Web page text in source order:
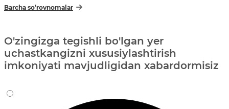
Barcha so‘rovnomalar
O'zingizga tegishli bo'lgan yer
uchastkangizni xususiylashtirish
imkoniyati mavjudligidan xabardormisiz